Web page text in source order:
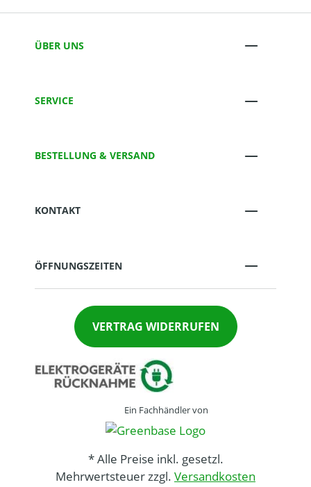
ÜBER UNS
SERVICE
BESTELLUNG & VERSAND
KONTAKT
ÖFFNUNGSZEITEN
VERTRAG WIDERRUFEN
Ein Fachhändler von
* Alle Preise inkl. gesetzl.
Mehrwertsteuer zzgl. Versandkosten